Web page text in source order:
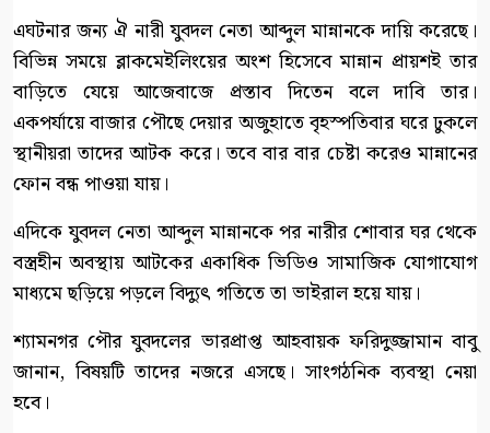
এঘটনার জন্য ঐ নারী যুবদল নেতা আব্দুল মান্নানকে দায়ি করেছে।
বিভিন্ন সময়ে ব্লাকমেইলিংয়ের অংশ হিসেবে মান্নান প্রায়শই তার
বাড়িতে যেয়ে আজেবাজে প্রস্তাব দিতেন বলে দাবি তার।
একপর্যায়ে বাজার পৌছে দেয়ার অজুহাতে বৃহস্পতিবার ঘরে ঢুকলে
স্থানীয়রা তাদের আটক করে। তবে বার বার চেষ্টা করেও মান্নানের
ফোন বন্ধ পাওয়া যায়।
এদিকে যুবদল নেতা আব্দুল মান্নানকে পর নারীর শোবার ঘর থেকে
বস্ত্রহীন অবস্থায় আটকের একাধিক ভিডিও সামাজিক যোগাযোগ
মাধ্যমে ছড়িয়ে পড়লে বিদ্যুৎ গতিতে তা ভাইরাল হয়ে যায়।
শ্যামনগর পৌর যুবদলের ভারপ্রাপ্ত আহবায়ক ফরিদুজ্জামান বাবু
জানান, বিষয়টি তাদের নজরে এসছে। সাংগঠনিক ব্যবস্থা নেয়া
হবে।